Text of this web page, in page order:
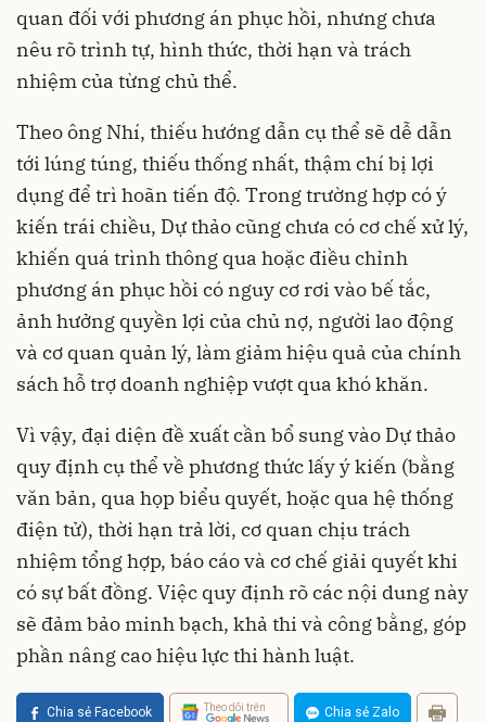
quan đối với phương án phục hồi, nhưng chưa
nêu rõ trình tự, hình thức, thời hạn và trách
nhiệm của từng chủ thể.
Theo ông Nhí, thiếu hướng dẫn cụ thể sẽ dễ dẫn
tới lúng túng, thiếu thống nhất, thậm chí bị lợi
dụng để trì hoãn tiến độ. Trong trường hợp có ý
kiến trái chiều, Dự thảo cũng chưa có cơ chế xử lý,
khiến quá trình thông qua hoặc điều chỉnh
phương án phục hồi có nguy cơ rơi vào bế tắc,
ảnh hưởng quyền lợi của chủ nợ, người lao động
và cơ quan quản lý, làm giảm hiệu quả của chính
sách hỗ trợ doanh nghiệp vượt qua khó khăn.
Vì vậy, đại diện đề xuất cần bổ sung vào Dự thảo
quy định cụ thể về phương thức lấy ý kiến (bằng
văn bản, qua họp biểu quyết, hoặc qua hệ thống
điện tử), thời hạn trả lời, cơ quan chịu trách
nhiệm tổng hợp, báo cáo và cơ chế giải quyết khi
có sự bất đồng. Việc quy định rõ các nội dung này
sẽ đảm bảo minh bạch, khả thi và công bằng, góp
phần nâng cao hiệu lực thi hành luật.
Chia sẻ Facebook Theo dõi trên Chia sẻ Zalo